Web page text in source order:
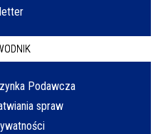
Podawcza
spraw